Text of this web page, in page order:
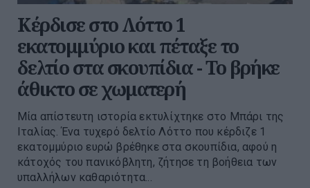
Κέρδισε στο Λόττο 1
εκατομμύριο και πέταξε το
δελτίο στα σκουπίδια - Το βρήκε
άθικτο σε χωματερή
Μία απίστευτη ιστορία εκτυλίχτηκε στο Μπάρι της
Ιταλίας. Ένα τυχερό δελτίο Λόττο που κέρδιζε 1
εκατομμύριο ευρώ βρέθηκε στα σκουπίδια, αφού η
κάτοχός του πανικόβλητη, ζήτησε τη βοήθεια των
υπαλλήλων καθαριότητα...